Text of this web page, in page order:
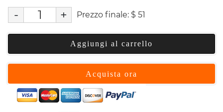
- + Prezzo finale: $ 51
Aggiungi al carrello
Acquista ora